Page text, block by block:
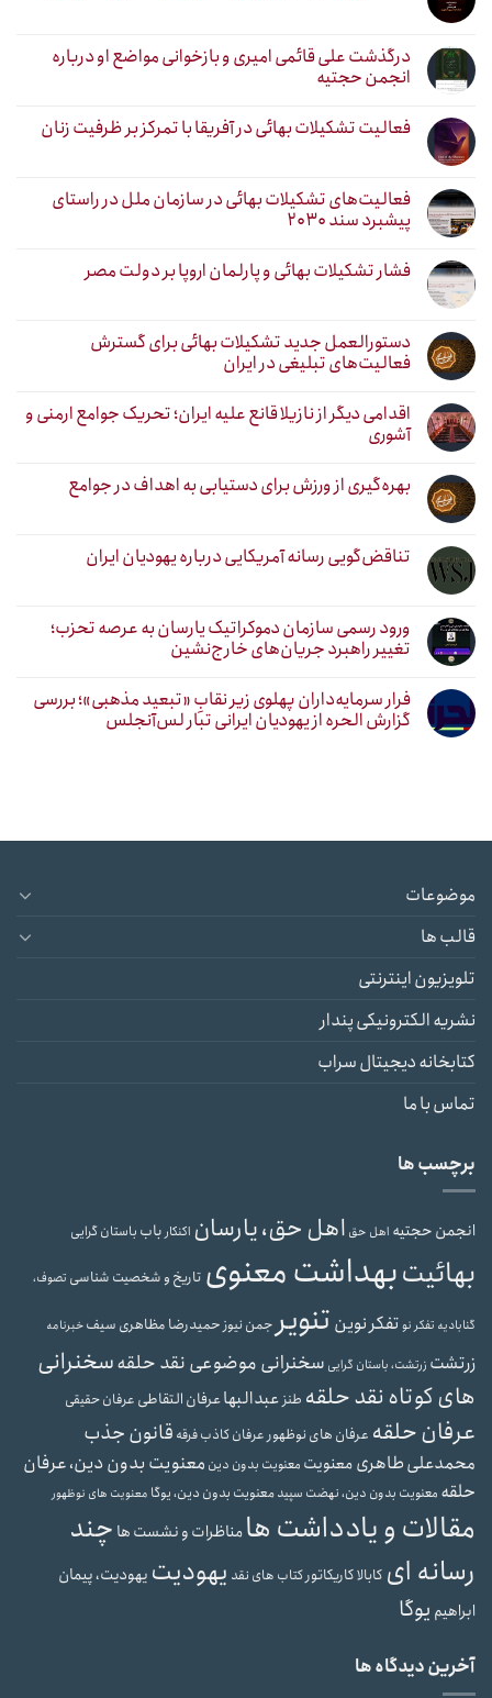
درگذشت علی قائمی امیری و بازخوانی مواضع او درباره
انجمن حجتیه
فعالیت تشکیلات بهائی در آفریقا با تمرکز بر ظرفیت زنان
فعالیت‌های تشکیلات بهائی در سازمان ملل در راستای
پیشبرد سند ۲۰۳۰
فشار تشکیلات بهائی و پارلمان اروپا بر دولت مصر
دستورالعمل جدید تشکیلات بهائی برای گسترش
فعالیت‌های تبلیغی در ایران
اقدامی دیگر از نازیلا قانع علیه ایران؛ تحریک جوامع ارمنی و
آشوری
بهره‌گیری از ورزش برای دستیابی به اهداف در جوامع
تناقض‌گویی رسانه آمریکایی درباره یهودیان ایران
ورود رسمی سازمان دموکراتیک یارسان به عرصه تحزب؛
تغییر راهبرد جریان‌های خارج‌نشین
فرار سرمایه‌داران پهلوی زیر نقابِ «تبعید مذهبی»؛ بررسی
گزارش الحره از یهودیان ایرانی تبار لس‌آنجلس
موضوعات
قالب ها
تلویزیون اینترنتی
نشریه الکترونیکی پندار
کتابخانه دیجیتال سراب
تماس با ما
برچسب ها
انجمن حجتیه اهل حق اهل حق، یارسان اکنکارباب باستان گرایی
بهائیتبهداشت معنوی تاریخ و شخصیت شناسی تصوف،
گنابادیه تفکر نوتفکر نوین تنویر جمن نیوزحمیدرضا مظاهری سیفخبرنامه
زرتشت زرتشت، باستان گرایی سخنرانی موضوعی نقد حلقهسخنرانی
های کوتاه نقد حلقه طنزعبدالبهاعرفان التقاطی عرفان حقیقی
عرفان حلقه عرفان های نوظهورعرفان کاذبفرقه قانون جذب
محمدعلی طاهریمعنویت معنویت بدون دین معنویت بدون دین، عرفان
حلقه معنویت بدون دین، نهضت سپیدمعنویت بدون دین، یوگا معنویت های نوظهور
مقالات و یادداشت هامناظرات و نشست ها چند
رسانه ای کابالاکاریکاتورکتاب های نقد یهودیت یهودیت، پیمان
ابراهیم یوگا
آخرین دیدگاه ها